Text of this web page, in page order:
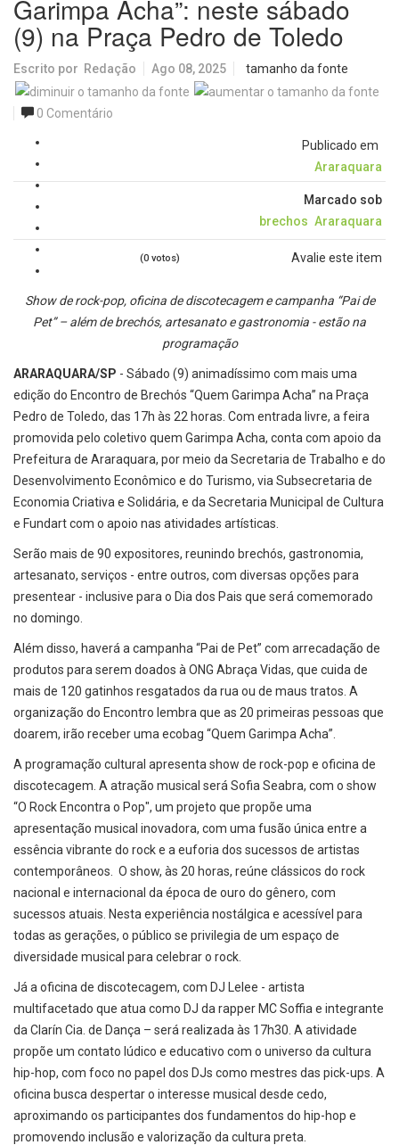
Garimpa Acha”: neste sábado
(9) na Praça Pedro de Toledo
Escrito por Redação Ago 08, 2025 tamanho da fonte
0 Comentário
Publicado em
Araraquara
Marcado sob
brechos Araraquara
Avalie este item
(0 votos)
Show de rock-pop, oficina de discotecagem e campanha “Pai de
Pet” – além de brechós, artesanato e gastronomia - estão na
programação
ARARAQUARA/SP - Sábado (9) animadíssimo com mais uma
edição do Encontro de Brechós “Quem Garimpa Acha” na Praça
Pedro de Toledo, das 17h às 22 horas. Com entrada livre, a feira
promovida pelo coletivo quem Garimpa Acha, conta com apoio da
Prefeitura de Araraquara, por meio da Secretaria de Trabalho e do
Desenvolvimento Econômico e do Turismo, via Subsecretaria de
Economia Criativa e Solidária, e da Secretaria Municipal de Cultura
e Fundart com o apoio nas atividades artísticas.
Serão mais de 90 expositores, reunindo brechós, gastronomia,
artesanato, serviços - entre outros, com diversas opções para
presentear - inclusive para o Dia dos Pais que será comemorado
no domingo.
Além disso, haverá a campanha “Pai de Pet” com arrecadação de
produtos para serem doados à ONG Abraça Vidas, que cuida de
mais de 120 gatinhos resgatados da rua ou de maus tratos. A
organização do Encontro lembra que as 20 primeiras pessoas que
doarem, irão receber uma ecobag “Quem Garimpa Acha”.
A programação cultural apresenta show de rock-pop e oficina de
discotecagem. A atração musical será Sofia Seabra, com o show
“O Rock Encontra o Pop", um projeto que propõe uma
apresentação musical inovadora, com uma fusão única entre a
essência vibrante do rock e a euforia dos sucessos de artistas
contemporâneos. O show, às 20 horas, reúne clássicos do rock
nacional e internacional da época de ouro do gênero, com
sucessos atuais. Nesta experiência nostálgica e acessível para
todas as gerações, o público se privilegia de um espaço de
diversidade musical para celebrar o rock.
Já a oficina de discotecagem, com DJ Lelee - artista
multifacetado que atua como DJ da rapper MC Soffia e integrante
da Clarín Cia. de Dança – será realizada às 17h30. A atividade
propõe um contato lúdico e educativo com o universo da cultura
hip-hop, com foco no papel dos DJs como mestres das pick-ups. A
oficina busca despertar o interesse musical desde cedo,
aproximando os participantes dos fundamentos do hip-hop e
promovendo inclusão e valorização da cultura preta.